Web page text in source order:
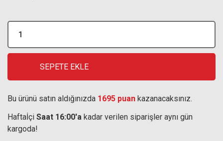
SEPETE EKLE
Bu ürünü satın aldığınızda 1695 puan kazanacaksınız.
Haftaİçi Saat 16:00'a kadar verilen siparişler aynı gün
kargoda!